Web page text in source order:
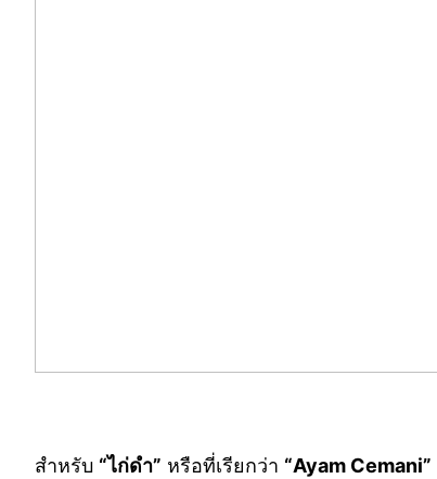
สำหรับ “ไก่ดำ” หรือที่เรียกว่า “Ayam Cemani”